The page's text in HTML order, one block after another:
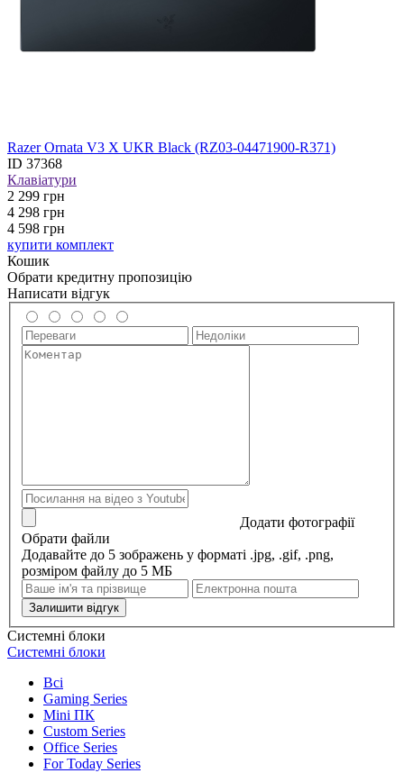
Razer Ornata V3 X UKR Black (RZ03-04471900-R371)
ID 37368
Клавіатури
2 299 грн
4 298 грн
4 598 грн
купити комплект
Кошик
Обрати кредитну пропозицію
Написати відгук
Додати фотографії
Обрати файли
Додавайте до 5 зображень у форматі .jpg, .gif, .png,
розміром файлу до 5 МБ
Залишити відгук
Системні блоки
Системні блоки
Всі
Gaming Series
Mini ПК
Custom Series
Office Series
For Today Series